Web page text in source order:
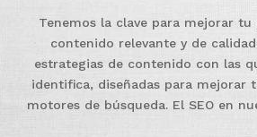
Tenemos la clave para mejorar
contenido relevante y de
estrategias de contenido con las
identifica, diseñadas para mejorar
motores de búsqueda. El SEO en